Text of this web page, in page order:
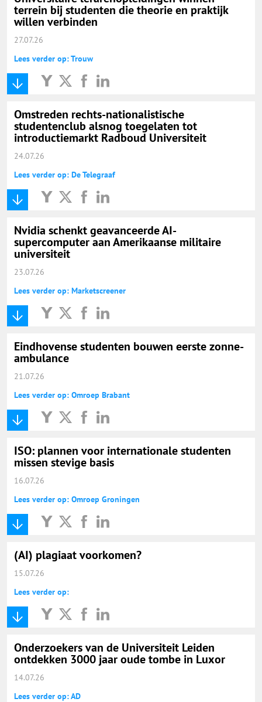
terrein bij studenten die theorie en praktijk
willen verbinden
27.07.26
Lees verder op: Trouw
Omstreden rechts-nationalistische
studentenclub alsnog toegelaten tot
introductiemarkt Radboud Universiteit
24.07.26
Lees verder op: De Telegraaf
Nvidia schenkt geavanceerde AI-
supercomputer aan Amerikaanse militaire
universiteit
23.07.26
Lees verder op: Marketscreener
Eindhovense studenten bouwen eerste zonne-
ambulance
21.07.26
Lees verder op: Omroep Brabant
ISO: plannen voor internationale studenten
missen stevige basis
16.07.26
Lees verder op: Omroep Groningen
(AI) plagiaat voorkomen?
15.07.26
Lees verder op:
Onderzoekers van de Universiteit Leiden
ontdekken 3000 jaar oude tombe in Luxor
14.07.26
Lees verder op: AD